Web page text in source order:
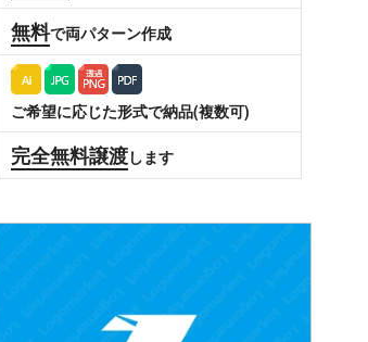
無料で両パターン作成
ご希望に応じた形式で納品(複数可)
完全無料譲渡します